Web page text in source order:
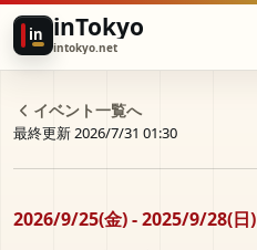
in inTokyo
intokyo.net
イベント一覧へ
最終更新 2026/7/31 01:30
2026/9/25(金) - 2025/9/28(日)